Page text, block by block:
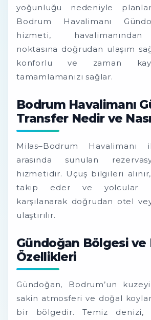
yoğunluğu nedeniyle
Bodrum Havalimanı
hizmeti,
noktasına doğrudan ulaşım
konforlu ve zaman
tamamlamanızı sağlar.
Bodrum Havalimanı
Transfer Nedir ve
Milas–Bodrum Havalimanı
arasında sunulan
hizmetidir. Uçuş bilgileri
takip eder ve yolcular
karşılanarak doğrudan otel
ulaştırılır.
Gündoğan Bölgesi ve
Özellikleri
Gündoğan, Bodrum’un
sakin atmosferi ve doğal
bir bölgedir. Temiz denizi,